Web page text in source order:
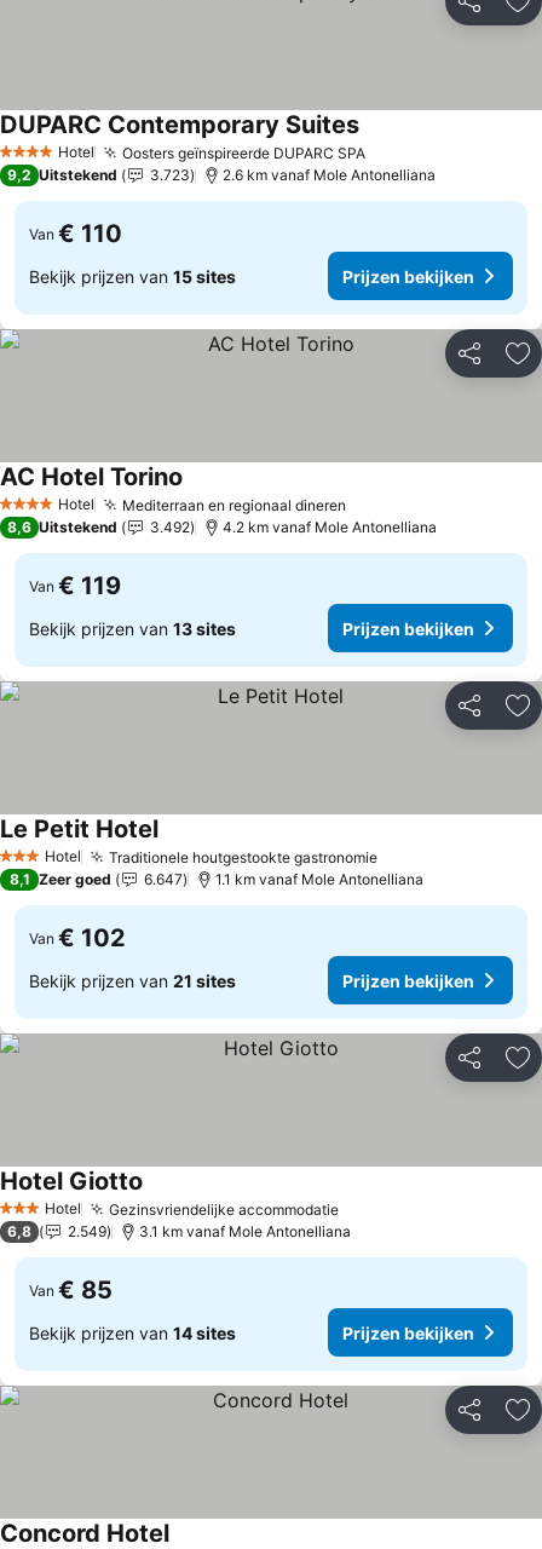
Delen
4 SterrenHotel Oosters geïnspireerde DUPARC SPA
DUPARC Contemporary Suites
9,2 Uitstekend 3.723 2.6 km vanaf Mole Antonelliana
Van € 110
Bekijk prijzen van 15 sites Prijzen bekijken
Delen
4 SterrenHotel Mediterraan en regionaal dineren
AC Hotel Torino
8,6 Uitstekend 3.492 4.2 km vanaf Mole Antonelliana
Van € 119
Bekijk prijzen van 13 sites Prijzen bekijken
Delen
3 SterrenHotel Traditionele houtgestookte gastronomie
Le Petit Hotel
8,1 Zeer goed 6.647 1.1 km vanaf Mole Antonelliana
Van € 102
Bekijk prijzen van 21 sites Prijzen bekijken
Delen
3 SterrenHotel Gezinsvriendelijke accommodatie
Hotel Giotto
6,8 2.549 3.1 km vanaf Mole Antonelliana
Van € 85
Bekijk prijzen van 14 sites Prijzen bekijken
Delen
Concord Hotel